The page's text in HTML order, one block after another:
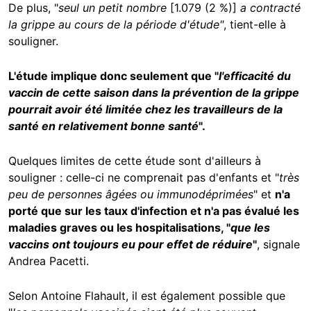
De plus, "seul un petit nombre [1.079 (2 %)] a contracté
la grippe au cours de la période d'étude", tient-elle à
souligner.
L'étude implique donc seulement que "l'efficacité du
vaccin de cette saison dans la prévention de la grippe
pourrait avoir été limitée chez les travailleurs de la
santé en relativement bonne santé".
Quelques limites de cette étude sont d'ailleurs à
souligner : celle-ci ne comprenait pas d'enfants et "très
peu de personnes âgées ou immunodéprimées" et n'a
porté que sur les taux d'infection et n'a pas évalué les
maladies graves ou les hospitalisations, "que les
vaccins ont toujours eu pour effet de réduire", signale
Andrea Pacetti.
Selon Antoine Flahault, il est également possible que